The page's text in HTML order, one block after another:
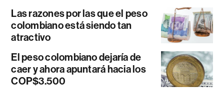
Las razones por las que el peso
colombiano está siendo tan
atractivo
El peso colombiano dejaría de
caer y ahora apuntará hacia los
COP$3.500